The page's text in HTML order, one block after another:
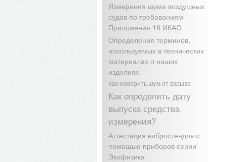
Измерения шума воздушных
судов по требованиям
Приложения 16 ИКАО
Определения терминов,
используемых в технических
материалах о наших
изделиях
Как измерить шум от взрыва
Как определить дату
выпуска средства
измерения?
Аттестация вибростендов с
помощью приборов серии
Экофизика